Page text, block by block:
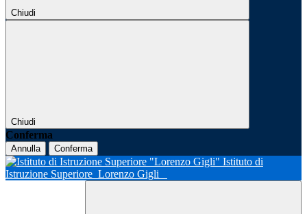
Chiudi
Chiudi
Conferma
Annulla Conferma
Istituto di
Istruzione Superiore Lorenzo Gigli